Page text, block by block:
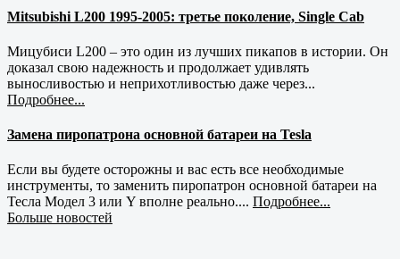
Mitsubishi L200 1995-2005: третье поколение, Single Cab
Мицубиси L200 – это один из лучших пикапов в истории. Он
доказал свою надежность и продолжает удивлять
выносливостью и неприхотливостью даже через...
Подробнее...
Замена пиропатрона основной батареи на Tesla
Если вы будете осторожны и вас есть все необходимые
инструменты, то заменить пиропатрон основной батареи на
Тесла Модел 3 или Y вполне реально.... Подробнее...
Больше новостей